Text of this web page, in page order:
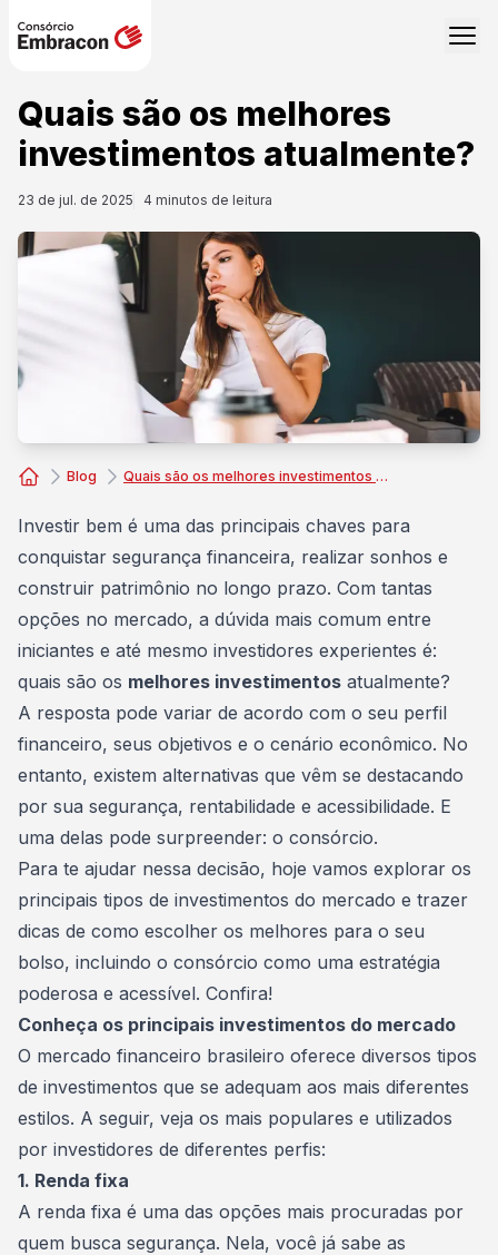
Quais são os melhores
investimentos atualmente?
23 de jul. de 2025 4 minutos de leitura
Blog Quais são os melhores investimentos atualmente?
Investir bem é uma das principais chaves para
conquistar segurança financeira, realizar sonhos e
construir patrimônio no longo prazo. Com tantas
opções no mercado, a dúvida mais comum entre
iniciantes e até mesmo investidores experientes é:
quais são os melhores investimentos atualmente?
A resposta pode variar de acordo com o seu perfil
financeiro, seus objetivos e o cenário econômico. No
entanto, existem alternativas que vêm se destacando
por sua segurança, rentabilidade e acessibilidade. E
uma delas pode surpreender: o consórcio.
Para te ajudar nessa decisão, hoje vamos explorar os
principais tipos de investimentos do mercado e trazer
dicas de como escolher os melhores para o seu
bolso, incluindo o consórcio como uma estratégia
poderosa e acessível. Confira!
Conheça os principais investimentos do mercado
O mercado financeiro brasileiro oferece diversos tipos
de investimentos que se adequam aos mais diferentes
estilos. A seguir, veja os mais populares e utilizados
por investidores de diferentes perfis:
1. Renda fixa
A renda fixa é uma das opções mais procuradas por
quem busca segurança. Nela, você já sabe as